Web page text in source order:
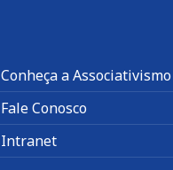
Conheça a Associativismo
Fale Conosco
Intranet